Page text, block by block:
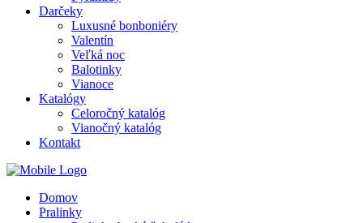
Darčeky
Luxusné bonboniéry
Valentín
Veľká noc
Balotinky
Vianoce
Katalógy
Celoročný katalóg
Vianočný katalóg
Kontakt
Domov
Pralinky